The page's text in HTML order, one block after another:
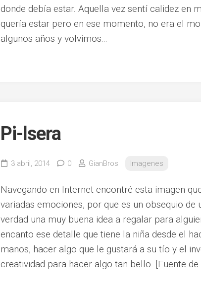
donde debía estar. Aquella vez sentí calidez en
quería estar pero en ese momento, no era el
algunos años y volvimos...
Pi-lsera
3 abril, 2014 0 GianBros Imagenes
Navegando en Internet encontré esta imagen
variadas emociones, por que es un obsequio de
verdad una muy buena idea a regalar para
encanto ese detalle que tiene la niña desde el
manos, hacer algo que le gustará a su tío y el
creatividad para hacer algo tan bello. [Fuente de